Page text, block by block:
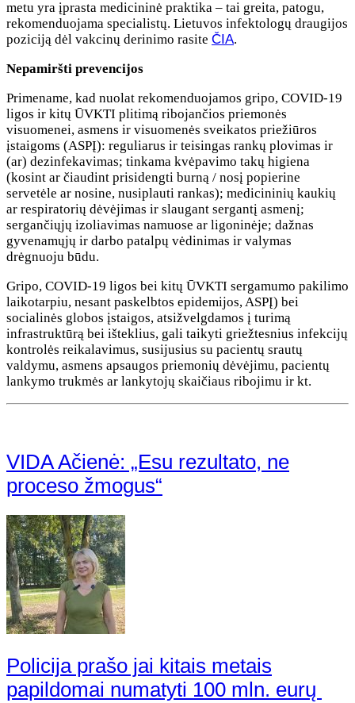
metu yra įprasta medicininė praktika – tai greita, patogu,
rekomenduojama specialistų. Lietuvos infektologų draugijos
poziciją dėl vakcinų derinimo rasite ČIA.
Nepamiršti prevencijos
Primename, kad nuolat rekomenduojamos gripo, COVID-19
ligos ir kitų ŪVKTI plitimą ribojančios priemonės
visuomenei, asmens ir visuomenės sveikatos priežiūros
įstaigoms (ASPĮ): reguliarus ir teisingas rankų plovimas ir
(ar) dezinfekavimas; tinkama kvėpavimo takų higiena
(kosint ar čiaudint prisidengti burną / nosį popierine
servetėle ar nosine, nusiplauti rankas); medicininių kaukių
ar respiratorių dėvėjimas ir slaugant sergantį asmenį;
sergančiųjų izoliavimas namuose ar ligoninėje; dažnas
gyvenamųjų ir darbo patalpų vėdinimas ir valymas
drėgnuoju būdu.
Gripo, COVID-19 ligos bei kitų ŪVKTI sergamumo pakilimo
laikotarpiu, nesant paskelbtos epidemijos, ASPĮ) bei
socialinės globos įstaigos, atsižvelgdamos į turimą
infrastruktūrą bei išteklius, gali taikyti griežtesnius infekcijų
kontrolės reikalavimus, susijusius su pacientų srautų
valdymu, asmens apsaugos priemonių dėvėjimu, pacientų
lankymo trukmės ar lankytojų skaičiaus ribojimu ir kt.
VIDA Ačienė: „Esu rezultato, ne
proceso žmogus“
Policija prašo jai kitais metais
papildomai numatyti 100 mln. eurų